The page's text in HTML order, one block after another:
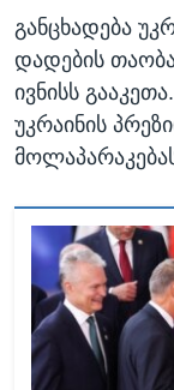
განცხადება
დადების
ივნისს
უკრაინის